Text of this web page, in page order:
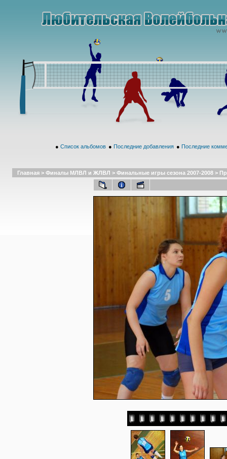
● Список альбомов ● Последние добавления ● Последние
Главная > Финалы МЛВЛ и ЖЛВЛ > Финальные игры сезона 2007-2008 >